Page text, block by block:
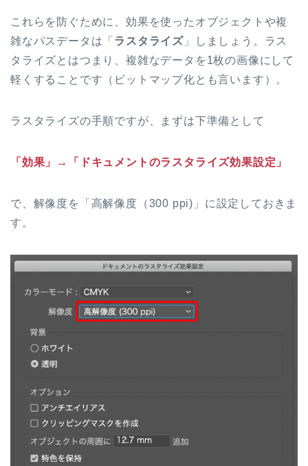
これらを防ぐために、効果を使ったオブジェクトや複
雑なパスデータは「 ラスタライズ 」しましょう。ラス
タライズとはつまり、複雑なデータを1枚の画像にして
軽くすることです（ビットマップ化とも言います）。
ラスタライズの手順ですが、まずは下準備として
「効果」→「ドキュメントのラスタライズ効果設定」
で、解像度を「高解像度（300 ppi)」に設定しておきま
す。